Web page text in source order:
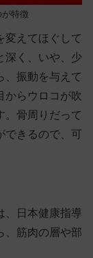
特徴
変えてほぐして
深く、いや、少
、振動を与えて
からウロコが吹
。骨周りだって
できるので、可
、日本健康指導
、筋肉の層や部